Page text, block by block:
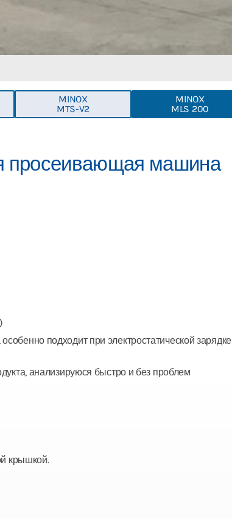
MINOX
MTS-V2
MINOX
MLS 200
просеивающая машина
подходит при электростатической зарядке
анализируюся быстро и без проблем
крышкой.